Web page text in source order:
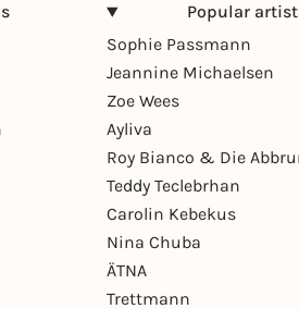
Popular
Sophie Passmann
Jeannine Michaelsen
Zoe Wees
Ayliva
Roy Bianco & Die
Teddy Teclebrhan
Carolin Kebekus
Nina Chuba
ÄTNA
Trettmann